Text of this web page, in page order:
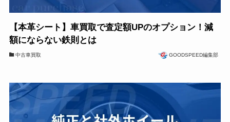
【本革シート】車買取で査定額UPのオプション！減
額にならない鉄則とは
中古車買取 GOODSPEED編集部